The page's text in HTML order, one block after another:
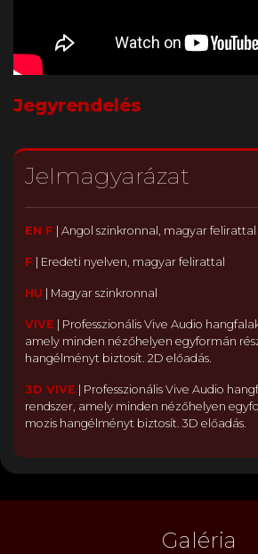
Jegyrendelés
Jelmagyarázat
EN F Angol szinkronnal, magyar felirattal
F Eredeti nyelven, magyar felirattal
HU Magyar szinkronnal
VIVE
Professzionális Vive Audio
amely minden nézőhelyen egyformán
hangélményt biztosít. 2D előadás.
3D VIVE
Professzionális Vive Audio
rendszer, amely minden nézőhelyen
mozis hangélményt biztosít. 3D előadás.
Galéria